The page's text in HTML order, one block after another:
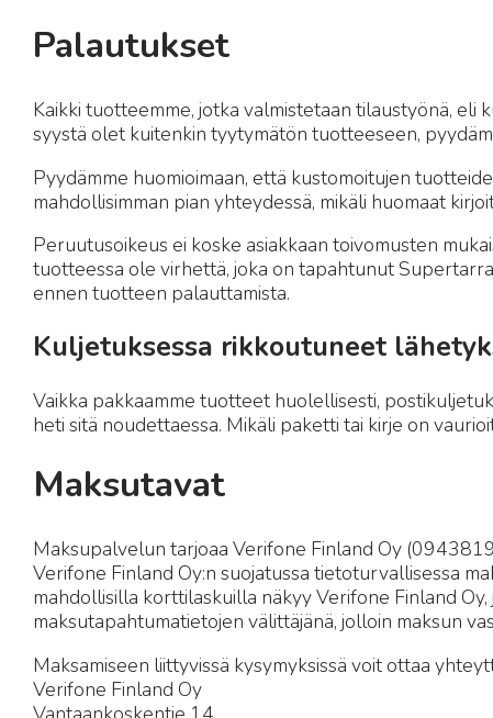
Palautukset
Kaikki tuotteemme, jotka valmistetaan tilaustyönä,
syystä olet kuitenkin tyytymätön tuotteeseen,
Pyydämme huomioimaan, että kustomoitujen
mahdollisimman pian yhteydessä, mikäli huomaat
Peruutusoikeus ei koske asiakkaan toivomusten
tuotteessa ole virhettä, joka on tapahtunut
ennen tuotteen palauttamista.
Kuljetuksessa rikkoutuneet
Vaikka pakkaamme tuotteet huolellisesti,
heti sitä noudettaessa. Mikäli paketti tai kirje on
Maksutavat
Maksupalvelun tarjoaa Verifone Finland Oy
Verifone Finland Oy:n suojatussa tietoturvallisessa
mahdollisilla korttilaskuilla näkyy Verifone Finland
maksutapahtumatietojen välittäjänä, jolloin maksun
Maksamiseen liittyvissä kysymyksissä voit ottaa
Verifone Finland Oy